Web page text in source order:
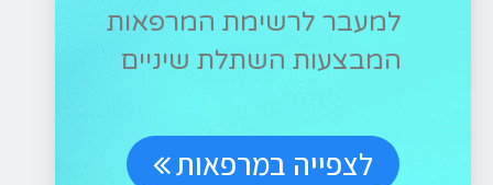
למעבר לרשימת המרפאות
המבצעות השתלת שיניים
לצפייה במרפאות